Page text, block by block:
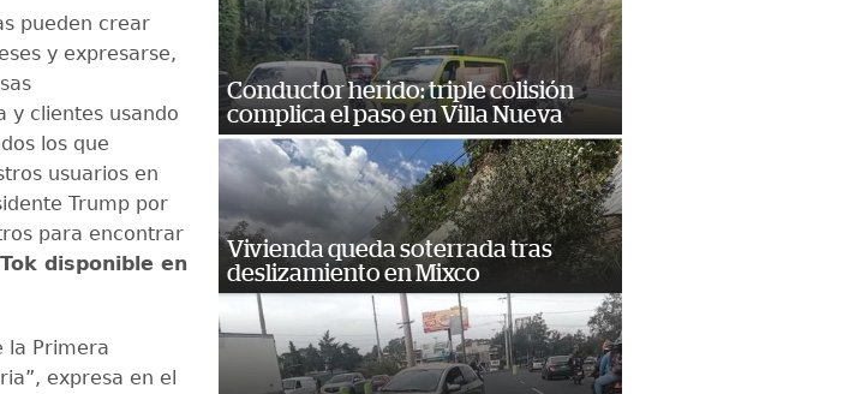
pueden crear
y expresarse,
y clientes usando
los que
usuarios en
Trump por
para encontrar
disponible en
la Primera
expresa en el
Conductor herido: triple colisión
complica el paso en Villa Nueva
Vivienda queda soterrada tras
deslizamiento en Mixco